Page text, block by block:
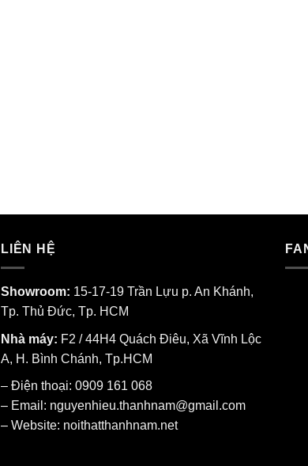
LIÊN HỆ
Showroom: 15-17-19 Trần Lựu p. An Khánh,
Tp. Thủ Đức, Tp. HCM
Nhà máy: F2 / 44H4 Quách Điêu, Xã Vĩnh Lộc
A, H. Bình Chánh, Tp.HCM
– Điện thoại: 0909 161 068
– Email: nguyenhieu.thanhnam@gmail.com
– Website: noithatthanhnam.net